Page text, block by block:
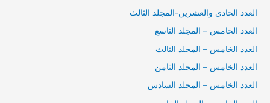
العدد الحادي والعشرين-المجلد الثالث
العدد الخامس – المجلد التاسغ
العدد الخامس – المجلد الثالث
العدد الخامس – المجلد الثامن
العدد الخامس – المجلد السادس